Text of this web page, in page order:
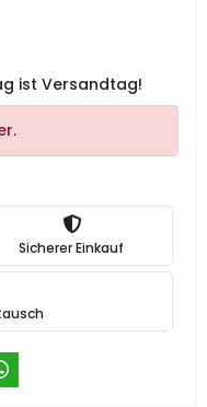
ist Versandtag!
Sicherer Einkauf